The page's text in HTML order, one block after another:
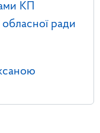
КП
ради